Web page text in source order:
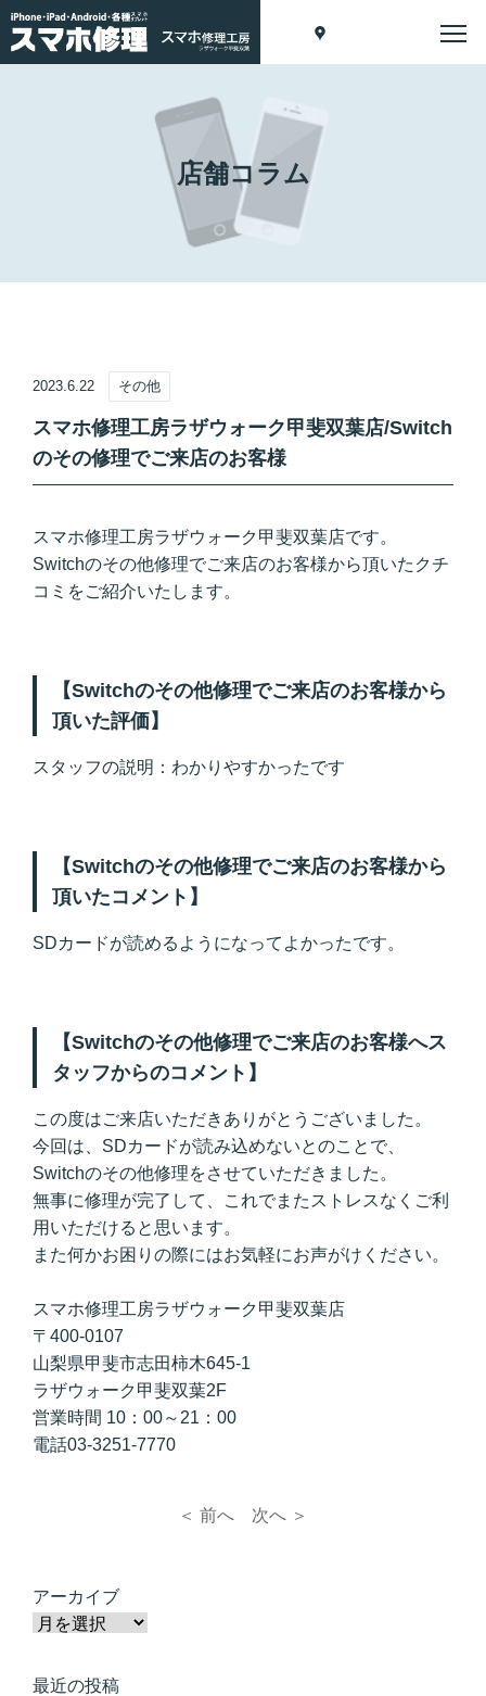
店舗コラム
2023.6.22 その他
スマホ修理工房ラザウォーク甲斐双葉店/Switch
のその修理でご来店のお客様
スマホ修理工房ラザウォーク甲斐双葉店です。
Switchのその他修理でご来店のお客様から頂いたクチ
コミをご紹介いたします。
【Switchのその他修理でご来店のお客様から
頂いた評価】
スタッフの説明：わかりやすかったです
【Switchのその他修理でご来店のお客様から
頂いたコメント】
SDカードが読めるようになってよかったです。
【Switchのその他修理でご来店のお客様へス
タッフからのコメント】
この度はご来店いただきありがとうございました。
今回は、SDカードが読み込めないとのことで、
Switchのその他修理をさせていただきました。
無事に修理が完了して、これでまたストレスなくご利
用いただけると思います。
また何かお困りの際にはお気軽にお声がけください。
スマホ修理工房ラザウォーク甲斐双葉店
〒400-0107
山梨県甲斐市志田柿木645-1
ラザウォーク甲斐双葉2F
営業時間 10：00～21：00
電話03-3251-7770
＜ 前へ 次へ ＞
アーカイブ
最近の投稿